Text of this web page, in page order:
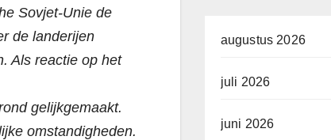
Sovjet-Unie de
de landerijen
Als reactie op het
gelijkgemaakt.
omstandigheden.
augustus 2026
juli 2026
juni 2026